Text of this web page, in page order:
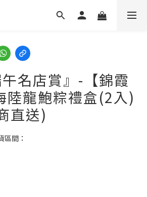
午名店賞』-【錦霞
陸龍鮑粽禮盒(2入)
直送)
區間：